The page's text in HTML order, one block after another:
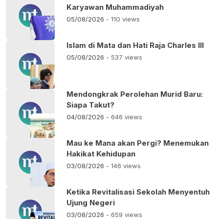
Karyawan Muhammadiyah
05/08/2026 - 110 views
Islam di Mata dan Hati Raja Charles III
05/08/2026 - 537 views
Mendongkrak Perolehan Murid Baru:
Siapa Takut?
04/08/2026 - 646 views
Mau ke Mana akan Pergi? Menemukan
Hakikat Kehidupan
03/08/2026 - 146 views
Ketika Revitalisasi Sekolah Menyentuh
Ujung Negeri
03/08/2026 - 659 views